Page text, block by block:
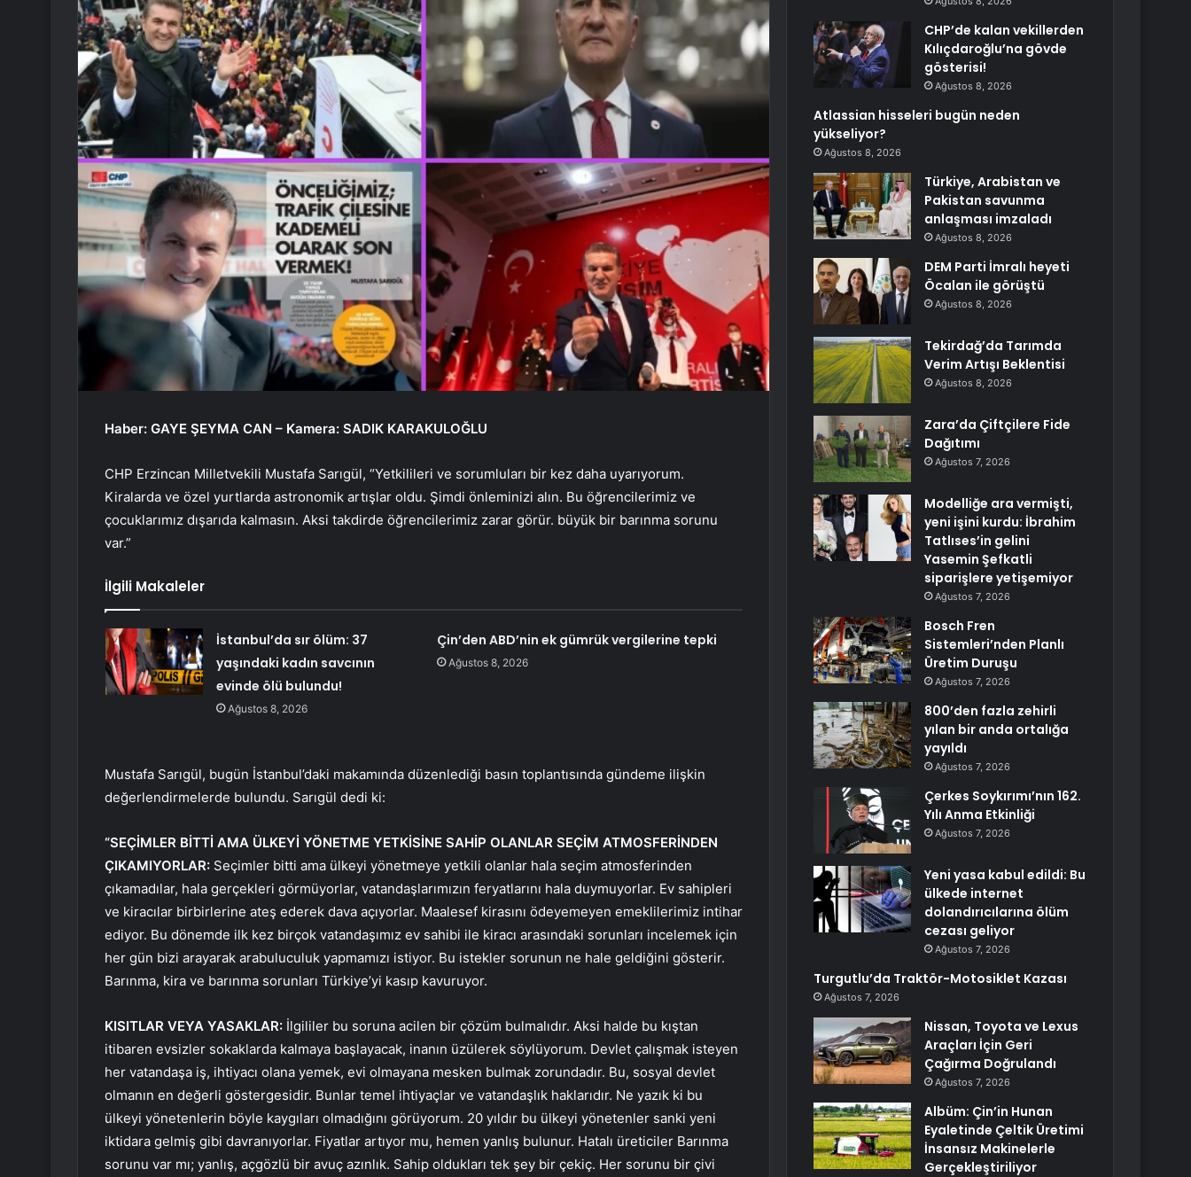
Haber: GAYE ŞEYMA CAN – Kamera: SADIK KARAKULOĞLU
CHP Erzincan Milletvekili Mustafa Sarıgül, “Yetkilileri ve sorumluları bir kez daha uyarıyorum.
Kiralarda ve özel yurtlarda astronomik artışlar oldu. Şimdi önleminizi alın. Bu öğrencilerimiz ve
çocuklarımız dışarıda kalmasın. Aksi takdirde öğrencilerimiz zarar görür. büyük bir barınma sorunu
var.”
İlgili Makaleler
İstanbul’da sır ölüm: 37
yaşındaki kadın savcının
evinde ölü bulundu!
Ağustos 8, 2026
Çin’den ABD’nin ek gümrük vergilerine tepki
Ağustos 8, 2026
Mustafa Sarıgül, bugün İstanbul’daki makamında düzenlediği basın toplantısında gündeme ilişkin
değerlendirmelerde bulundu. Sarıgül dedi ki:
“SEÇİMLER BİTTİ AMA ÜLKEYİ YÖNETME YETKİSİNE SAHİP OLANLAR SEÇİM ATMOSFERİNDEN
ÇIKAMIYORLAR: Seçimler bitti ama ülkeyi yönetmeye yetkili olanlar hala seçim atmosferinden
çıkamadılar, hala gerçekleri görmüyorlar, vatandaşlarımızın feryatlarını hala duymuyorlar. Ev sahipleri
ve kiracılar birbirlerine ateş ederek dava açıyorlar. Maalesef kirasını ödeyemeyen emeklilerimiz intihar
ediyor. Bu dönemde ilk kez birçok vatandaşımız ev sahibi ile kiracı arasındaki sorunları incelemek için
her gün bizi arayarak arabuluculuk yapmamızı istiyor. Bu istekler sorunun ne hale geldiğini gösterir.
Barınma, kira ve barınma sorunları Türkiye’yi kasıp kavuruyor.
KISITLAR VEYA YASAKLAR: İlgililer bu soruna acilen bir çözüm bulmalıdır. Aksi halde bu kıştan
itibaren evsizler sokaklarda kalmaya başlayacak, inanın üzülerek söylüyorum. Devlet çalışmak isteyen
her vatandaşa iş, ihtiyacı olana yemek, evi olmayana mesken bulmak zorundadır. Bu, sosyal devlet
olmanın en değerli göstergesidir. Bunlar temel ihtiyaçlar ve vatandaşlık haklarıdır. Ne yazık ki bu
ülkeyi yönetenlerin böyle kaygıları olmadığını görüyorum. 20 yıldır bu ülkeyi yönetenler sanki yeni
iktidara gelmiş gibi davranıyorlar. Fiyatlar artıyor mu, hemen yanlış bulunur. Hatalı üreticiler Barınma
sorunu var mı; yanlış, açgözlü bir avuç azınlık. Sahip oldukları tek şey bir çekiç. Her sorunu bir çivi
CHP’de kalan vekillerden
Kılıçdaroğlu’na gövde
gösterisi!
Ağustos 8, 2026
Atlassian hisseleri bugün neden
yükseliyor?
Ağustos 8, 2026
Türkiye, Arabistan ve
Pakistan savunma
anlaşması imzaladı
Ağustos 8, 2026
DEM Parti İmralı heyeti
Öcalan ile görüştü
Ağustos 8, 2026
Tekirdağ’da Tarımda
Verim Artışı Beklentisi
Ağustos 8, 2026
Zara’da Çiftçilere Fide
Dağıtımı
Ağustos 7, 2026
Modelliğe ara vermişti,
yeni işini kurdu: İbrahim
Tatlıses’in gelini
Yasemin Şefkatli
siparişlere yetişemiyor
Ağustos 7, 2026
Bosch Fren
Sistemleri’nden Planlı
Üretim Duruşu
Ağustos 7, 2026
800’den fazla zehirli
yılan bir anda ortalığa
yayıldı
Ağustos 7, 2026
Çerkes Soykırımı’nın 162.
Yılı Anma Etkinliği
Ağustos 7, 2026
Yeni yasa kabul edildi: Bu
ülkede internet
dolandırıcılarına ölüm
cezası geliyor
Ağustos 7, 2026
Turgutlu’da Traktör-Motosiklet Kazası
Ağustos 7, 2026
Nissan, Toyota ve Lexus
Araçları İçin Geri
Çağırma Doğrulandı
Ağustos 7, 2026
Albüm: Çin’in Hunan
Eyaletinde Çeltik Üretimi
İnsansız Makinelerle
Gerçekleştiriliyor